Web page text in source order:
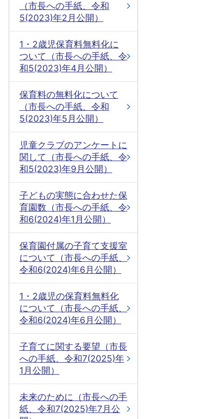
（市長への手紙、令和
5(2023)年2月公開）
1・2歳児保育料無料化に
ついて（市長への手紙、令
和5(2023)年4月公開）
保育料の無料化について
（市長への手紙、令和
5(2023)年5月公開）
児童クラブのアンケートに
関して（市長への手紙、令
和5(2023)年9月公開）
子どもの実態に合わせた保
育園数（市長への手紙、令
和6(2024)年1月公開）
保育園付属の子育て支援室
について（市長への手紙、
令和6(2024)年6月公開）
1・2歳児の保育料無料化
について（市長への手紙、
令和6(2024)年6月公開）
子育てに関する要望（市長
への手紙、令和7(2025)年
1月公開）
未来のために（市長への手
紙、令和7(2025)年7月公